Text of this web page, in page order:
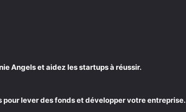
Angels et aidez les startups à réussir.
lever des fonds et développer votre entreprise.